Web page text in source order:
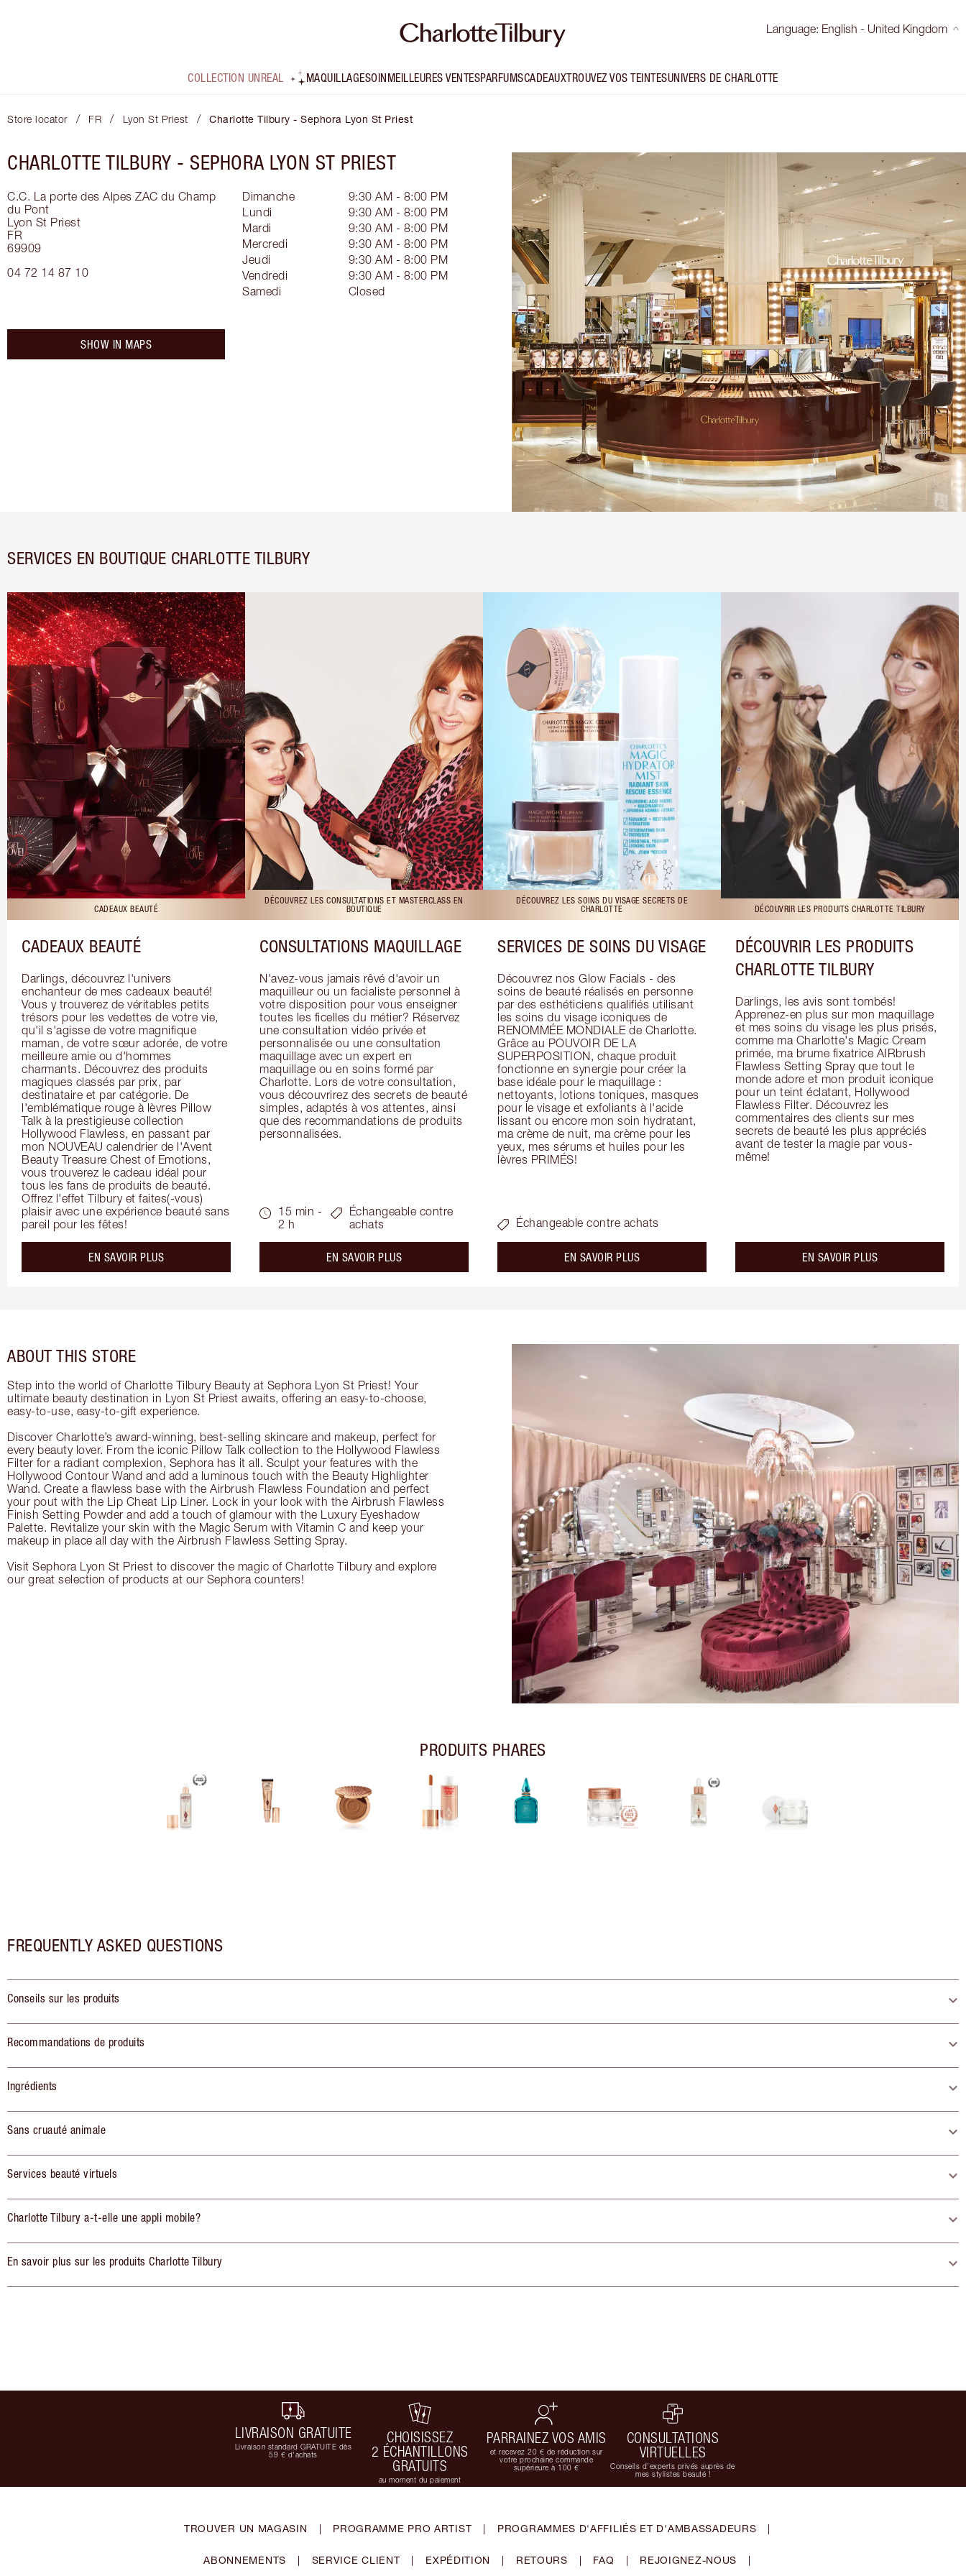
Language: English - United Kingdom
COLLECTION UNREAL MAQUILLAGESOINMEILLEURES VENTESPARFUMSCADEAUXTROUVEZ VOS TEINTESUNIVERS DE CHARLOTTE
Store locator / FR / Lyon St Priest / Charlotte Tilbury - Sephora Lyon St Priest
CHARLOTTE TILBURY - SEPHORA LYON ST PRIEST
C.C. La porte des Alpes ZAC du Champ
du Pont
Lyon St Priest
FR
69909
04 72 14 87 10
Dimanche
9:30 AM - 8:00 PM
Lundi
9:30 AM - 8:00 PM
Mardi
9:30 AM - 8:00 PM
Mercredi
9:30 AM - 8:00 PM
Jeudi
9:30 AM - 8:00 PM
Vendredi
9:30 AM - 8:00 PM
Samedi
Closed
SHOW IN MAPS
SERVICES EN BOUTIQUE CHARLOTTE TILBURY
CADEAUX BEAUTÉ
CADEAUX BEAUTÉ
Darlings, découvrez l'univers
enchanteur de mes cadeaux beauté!
Vous y trouverez de véritables petits
trésors pour les vedettes de votre vie,
qu'il s'agisse de votre magnifique
maman, de votre sœur adorée, de votre
meilleure amie ou d'hommes
charmants. Découvrez des produits
magiques classés par prix, par
destinataire et par catégorie. De
l'emblématique rouge à lèvres Pillow
Talk à la prestigieuse collection
Hollywood Flawless, en passant par
mon NOUVEAU calendrier de l'Avent
Beauty Treasure Chest of Emotions,
vous trouverez le cadeau idéal pour
tous les fans de produits de beauté.
Offrez l'effet Tilbury et faites(-vous)
plaisir avec une expérience beauté sans
pareil pour les fêtes!
EN SAVOIR PLUSabout the
DÉCOUVREZ LES CONSULTATIONS ET MASTERCLASS EN
BOUTIQUE
CONSULTATIONS MAQUILLAGE
N'avez-vous jamais rêvé d'avoir un
maquilleur ou un facialiste personnel à
votre disposition pour vous enseigner
toutes les ficelles du métier? Réservez
une consultation vidéo privée et
personnalisée ou une consultation
maquillage avec un expert en
maquillage ou en soins formé par
Charlotte. Lors de votre consultation,
vous découvrirez des secrets de beauté
simples, adaptés à vos attentes, ainsi
que des recommandations de produits
personnalisées.
15 min -
2 h
Échangeable contre
achats
EN SAVOIR PLUSabout the
DÉCOUVREZ LES SOINS DU VISAGE SECRETS DE
CHARLOTTE
SERVICES DE SOINS DU VISAGE
Découvrez nos Glow Facials - des
soins de beauté réalisés en personne
par des esthéticiens qualifiés utilisant
les soins du visage iconiques de
RENOMMÉE MONDIALE de Charlotte.
Grâce au POUVOIR DE LA
SUPERPOSITION, chaque produit
fonctionne en synergie pour créer la
base idéale pour le maquillage :
nettoyants, lotions toniques, masques
pour le visage et exfoliants à l'acide
lissant ou encore mon soin hydratant,
ma crème de nuit, ma crème pour les
yeux, mes sérums et huiles pour les
lèvres PRIMÉS!
Échangeable contre achats
EN SAVOIR PLUSabout the
DÉCOUVRIR LES PRODUITS CHARLOTTE TILBURY
DÉCOUVRIR LES PRODUITS
CHARLOTTE TILBURY
Darlings, les avis sont tombés!
Apprenez-en plus sur mon maquillage
et mes soins du visage les plus prisés,
comme ma Charlotte's Magic Cream
primée, ma brume fixatrice AIRbrush
Flawless Setting Spray que tout le
monde adore et mon produit iconique
pour un teint éclatant, Hollywood
Flawless Filter. Découvrez les
commentaires des clients sur mes
secrets de beauté les plus appréciés
avant de tester la magie par vous-
même!
EN SAVOIR PLUSabout the
ABOUT THIS STORE
Step into the world of Charlotte Tilbury Beauty at Sephora Lyon St Priest! Your
ultimate beauty destination in Lyon St Priest awaits, offering an easy-to-choose,
easy-to-use, easy-to-gift experience.
Discover Charlotte’s award-winning, best-selling skincare and makeup, perfect for
every beauty lover. From the iconic Pillow Talk collection to the Hollywood Flawless
Filter for a radiant complexion, Sephora has it all. Sculpt your features with the
Hollywood Contour Wand and add a luminous touch with the Beauty Highlighter
Wand. Create a flawless base with the Airbrush Flawless Foundation and perfect
your pout with the Lip Cheat Lip Liner. Lock in your look with the Airbrush Flawless
Finish Setting Powder and add a touch of glamour with the Luxury Eyeshadow
Palette. Revitalize your skin with the Magic Serum with Vitamin C and keep your
makeup in place all day with the Airbrush Flawless Setting Spray.
Visit Sephora Lyon St Priest to discover the magic of Charlotte Tilbury and explore
our great selection of products at our Sephora counters!
PRODUITS PHARES
FREQUENTLY ASKED QUESTIONS
Conseils sur les produits
Recommandations de produits
Ingrédients
Sans cruauté animale
Services beauté virtuels
Charlotte Tilbury a-t-elle une appli mobile?
En savoir plus sur les produits Charlotte Tilbury
LIVRAISON GRATUITE
Livraison standard GRATUITE dès
59 € d'achats
CHOISISSEZ
2 ÉCHANTILLONS
GRATUITS
au moment du paiement
PARRAINEZ VOS AMIS
et recevez 20 € de réduction sur
votre prochaine commande
supérieure à 100 €
CONSULTATIONS
VIRTUELLES
Conseils d'experts privés auprès de
mes stylistes beauté !
TROUVER UN MAGASIN | PROGRAMME PRO ARTIST | PROGRAMMES D'AFFILIÉS ET D'AMBASSADEURS |
ABONNEMENTS | SERVICE CLIENT | EXPÉDITION | RETOURS | FAQ | REJOIGNEZ-NOUS |